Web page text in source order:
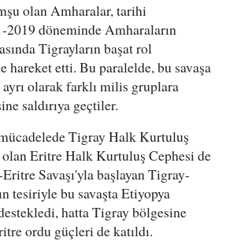
olan Amharalar, tarihi
2019 döneminde Amharaların
Tigrayların başat rol
hareket etti. Bu paralelde, bu savaşa
olarak farklı milis gruplara
saldırıya geçtiler.
Tigray Halk Kurtuluş
Eritre Halk Kurtuluş Cephesi de
Savaşı'yla başlayan Tigray-
tesiriyle bu savaşta Etiyopya
hatta Tigray bölgesine
ordu güçleri de katıldı.